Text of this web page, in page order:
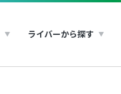
ライバーから探す